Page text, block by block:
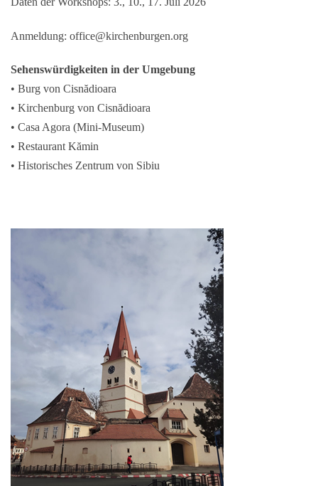
Anmeldung: office@kirchenburgen.org
Sehenswürdigkeiten in der Umgebung
• Burg von Cisnădioara
• Kirchenburg von Cisnădioara
• Casa Agora (Mini-Museum)
• Restaurant Kămin
• Historisches Zentrum von Sibiu